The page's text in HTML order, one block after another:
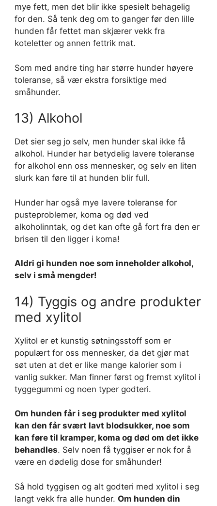
mye fett, men det blir ikke spesielt behagelig
for den. Så tenk deg om to ganger før den lille
hunden får fettet man skjærer vekk fra
koteletter og annen fettrik mat.
Som med andre ting har større hunder høyere
toleranse, så vær ekstra forsiktige med
småhunder.
13) Alkohol
Det sier seg jo selv, men hunder skal ikke få
alkohol. Hunder har betydelig lavere toleranse
for alkohol enn oss mennesker, og selv en liten
slurk kan føre til at hunden blir full.
Hunder har også mye lavere toleranse for
pusteproblemer, koma og død ved
alkoholinntak, og det kan ofte gå fort fra den er
brisen til den ligger i koma!
Aldri gi hunden noe som inneholder alkohol,
selv i små mengder!
14) Tyggis og andre produkter
med xylitol
Xylitol er et kunstig søtningsstoff som er
populært for oss mennesker, da det gjør mat
søt uten at det er like mange kalorier som i
vanlig sukker. Man finner først og fremst xylitol i
tyggegummi og noen typer godteri.
Om hunden får i seg produkter med xylitol
kan den får svært lavt blodsukker, noe som
kan føre til kramper, koma og død om det ikke
behandles. Selv noen få tyggiser er nok for å
være en dødelig dose for småhunder!
Så hold tyggisen og alt godteri med xylitol i seg
langt vekk fra alle hunder. Om hunden din